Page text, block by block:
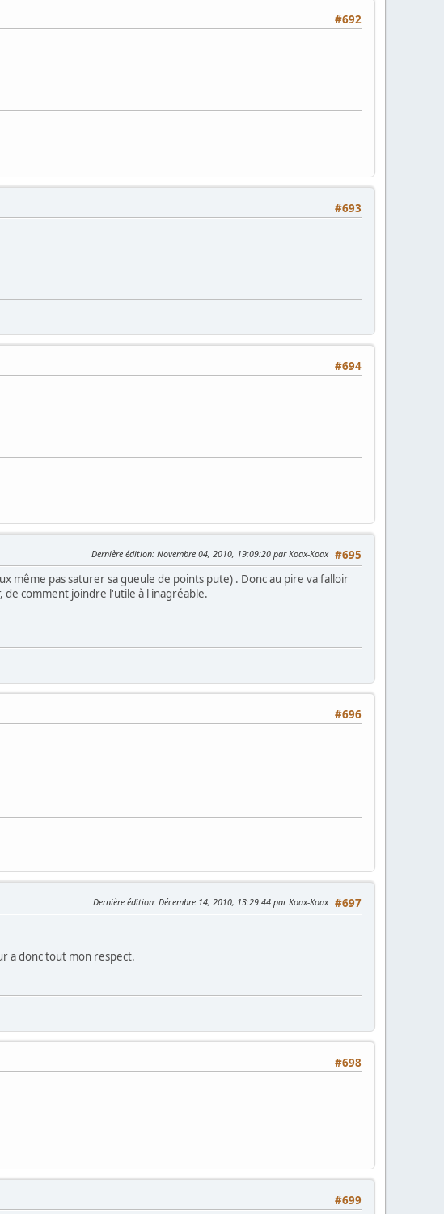
#692
#693
#694
#695
Dernière édition: Novembre 04, 2010, 19:09:20 par Koax-Koax
même pas saturer sa gueule de points pute) . Donc au pire va falloir
de comment joindre l'utile à l'inagréable.
#696
#697
Dernière édition: Décembre 14, 2010, 13:29:44 par Koax-Koax
a donc tout mon respect.
#698
#699